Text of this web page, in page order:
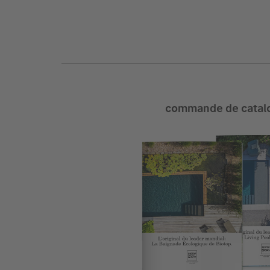
commande de